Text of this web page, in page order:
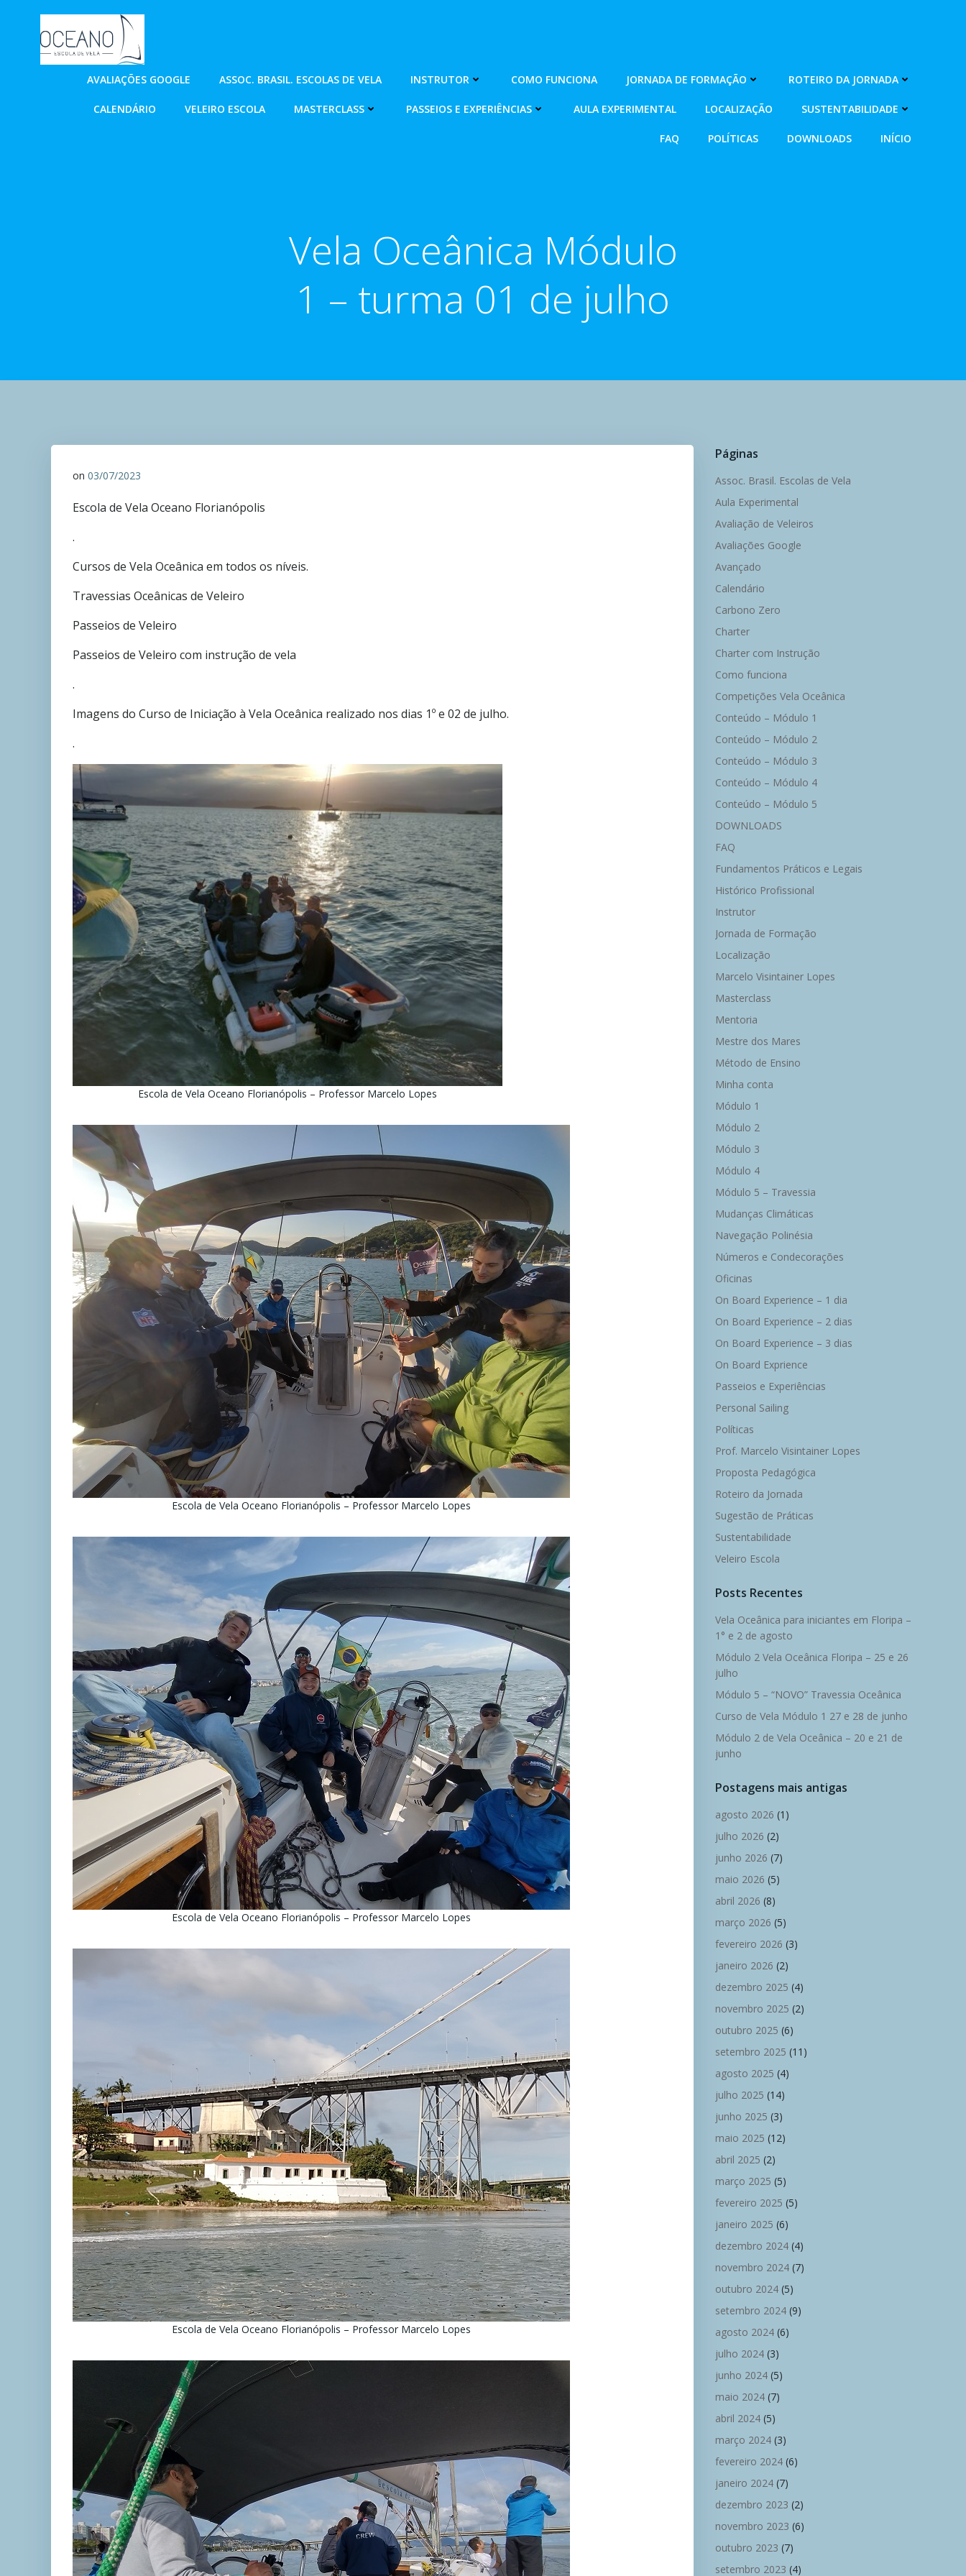
AVALIAÇÕES GOOGLE ASSOC. BRASIL. ESCOLAS DE VELA INSTRUTOR COMO FUNCIONA JORNADA DE FORMAÇÃO ROTEIRO DA JORNADA
CALENDÁRIO VELEIRO ESCOLA MASTERCLASS PASSEIOS E EXPERIÊNCIAS AULA EXPERIMENTAL LOCALIZAÇÃO SUSTENTABILIDADE
FAQ POLÍTICAS DOWNLOADS INÍCIO
Vela Oceânica Módulo
1 – turma 01 de julho
on 03/07/2023
Escola de Vela Oceano Florianópolis
.
Cursos de Vela Oceânica em todos os níveis.
Travessias Oceânicas de Veleiro
Passeios de Veleiro
Passeios de Veleiro com instrução de vela
.
Imagens do Curso de Iniciação à Vela Oceânica realizado nos dias 1º e 02 de julho.
.
Escola de Vela Oceano Florianópolis – Professor Marcelo Lopes
Escola de Vela Oceano Florianópolis – Professor Marcelo Lopes
Escola de Vela Oceano Florianópolis – Professor Marcelo Lopes
Escola de Vela Oceano Florianópolis – Professor Marcelo Lopes
Páginas
Assoc. Brasil. Escolas de Vela
Aula Experimental
Avaliação de Veleiros
Avaliações Google
Avançado
Calendário
Carbono Zero
Charter
Charter com Instrução
Como funciona
Competições Vela Oceânica
Conteúdo – Módulo 1
Conteúdo – Módulo 2
Conteúdo – Módulo 3
Conteúdo – Módulo 4
Conteúdo – Módulo 5
DOWNLOADS
FAQ
Fundamentos Práticos e Legais
Histórico Profissional
Instrutor
Jornada de Formação
Localização
Marcelo Visintainer Lopes
Masterclass
Mentoria
Mestre dos Mares
Método de Ensino
Minha conta
Módulo 1
Módulo 2
Módulo 3
Módulo 4
Módulo 5 – Travessia
Mudanças Climáticas
Navegação Polinésia
Números e Condecorações
Oficinas
On Board Experience – 1 dia
On Board Experience – 2 dias
On Board Experience – 3 dias
On Board Exprience
Passeios e Experiências
Personal Sailing
Políticas
Prof. Marcelo Visintainer Lopes
Proposta Pedagógica
Roteiro da Jornada
Sugestão de Práticas
Sustentabilidade
Veleiro Escola
Posts Recentes
Vela Oceânica para iniciantes em Floripa –
1° e 2 de agosto
Módulo 2 Vela Oceânica Floripa – 25 e 26
julho
Módulo 5 – “NOVO” Travessia Oceânica
Curso de Vela Módulo 1 27 e 28 de junho
Módulo 2 de Vela Oceânica – 20 e 21 de
junho
Postagens mais antigas
agosto 2026 (1)
julho 2026 (2)
junho 2026 (7)
maio 2026 (5)
abril 2026 (8)
março 2026 (5)
fevereiro 2026 (3)
janeiro 2026 (2)
dezembro 2025 (4)
novembro 2025 (2)
outubro 2025 (6)
setembro 2025 (11)
agosto 2025 (4)
julho 2025 (14)
junho 2025 (3)
maio 2025 (12)
abril 2025 (2)
março 2025 (5)
fevereiro 2025 (5)
janeiro 2025 (6)
dezembro 2024 (4)
novembro 2024 (7)
outubro 2024 (5)
setembro 2024 (9)
agosto 2024 (6)
julho 2024 (3)
junho 2024 (5)
maio 2024 (7)
abril 2024 (5)
março 2024 (3)
fevereiro 2024 (6)
janeiro 2024 (7)
dezembro 2023 (2)
novembro 2023 (6)
outubro 2023 (7)
setembro 2023 (4)